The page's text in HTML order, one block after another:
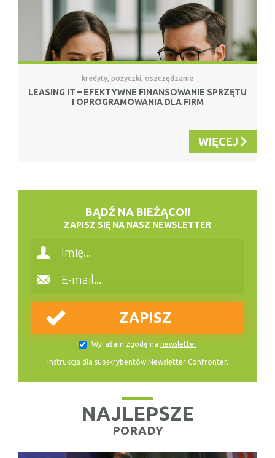
kredyty, pożyczki, oszczędzanie
LEASING IT – EFEKTYWNE FINANSOWANIE SPRZĘTU
I OPROGRAMOWANIA DLA FIRM
WIĘCEJ
BĄDŹ NA BIEŻĄCO!!
ZAPISZ SIĘ NA NASZ NEWSLETTER
Wyrażam zgodę na newsletter
Instrukcja dla subskrybentów Newsletter Confronter.
NAJLEPSZE
PORADY